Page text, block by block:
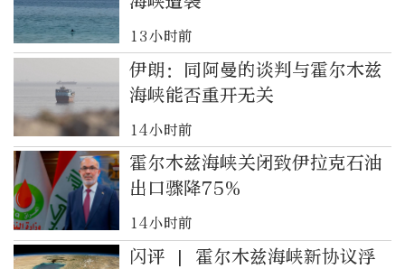
13小时前
伊朗：同阿曼的谈判与霍尔木兹
海峡能否重开无关
14小时前
霍尔木兹海峡关闭致伊拉克石油
出口骤降75%
14小时前
闪评 | 霍尔木兹海峡新协议浮